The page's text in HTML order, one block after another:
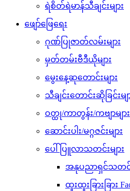
ရဲစိတ်ရဲမာန်သီချင်းများ
ဖျော်ဖြေရေး
ဂုဏ်ပြုဇာတ်လမ်းများ
မှတ်တမ်းဗီဒီယိုများ
မွေးနေ့ဆုတောင်းများ
သီချင်းတောင်းဆိုခြင်းမျ
ဝတ္ထု/ကာတွန်း/ကဗျာများ
ဆောင်းပါး/မဂ္ဂဇင်းများ
ပေါ်ပြူလာသတင်းများ
အနုပညာရှင်သတင်း
ထူးထူးခြားခြား